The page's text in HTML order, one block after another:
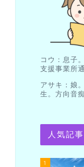
コウ：息子
支援事業所
アサキ：娘
生。方向音痴
人気記
1